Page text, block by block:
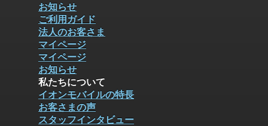
お知らせ
ご利用ガイド
法人のお客さま
マイページ
マイページ
お知らせ
私たちについて
イオンモバイルの特長
お客さまの声
スタッフインタビュー